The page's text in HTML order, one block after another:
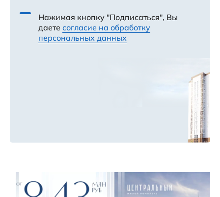
Нажимая кнопку "Подписаться", Вы
даете согласие на обработку
персональных данных